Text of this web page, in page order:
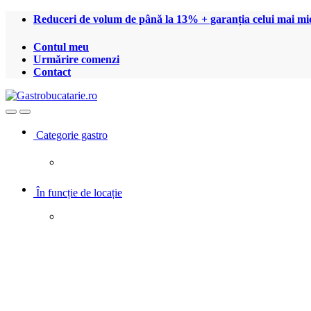
Treci
navigare
Treci
conținut
Reduceri de volum de până la 13% + garanția celui mai
Contul meu
Urmărire comenzi
Contact
OpenClose
Categorie gastro
În funcție de locație